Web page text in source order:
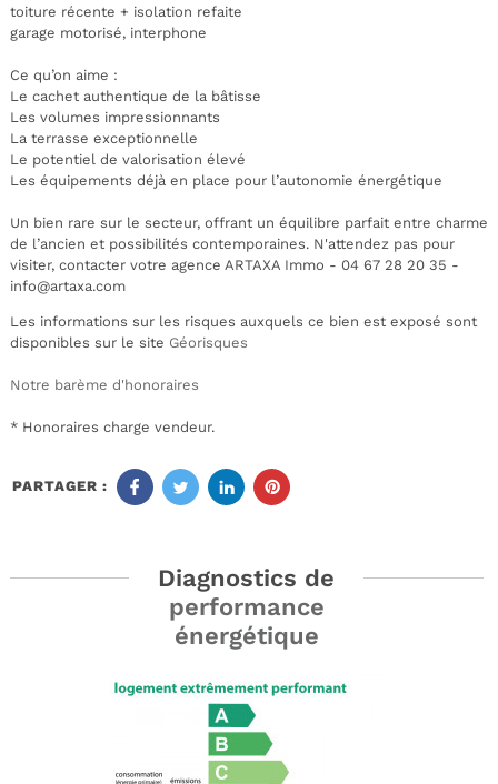
toiture récente + isolation refaite
garage motorisé, interphone
Ce qu’on aime :
Le cachet authentique de la bâtisse
Les volumes impressionnants
La terrasse exceptionnelle
Le potentiel de valorisation élevé
Les équipements déjà en place pour l’autonomie énergétique
Un bien rare sur le secteur, offrant un équilibre parfait entre charme
de l’ancien et possibilités contemporaines. N'attendez pas pour
visiter, contacter votre agence ARTAXA Immo - 04 67 28 20 35 -
info@artaxa.com
Les informations sur les risques auxquels ce bien est exposé sont
disponibles sur le site Géorisques
Notre barème d'honoraires
* Honoraires charge vendeur.
PARTAGER :
Diagnostics de
performance
énergétique